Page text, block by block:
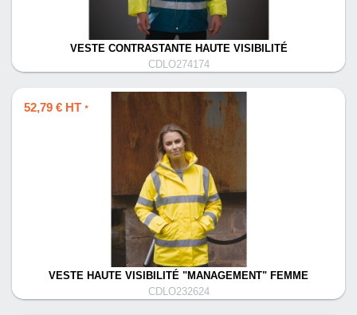
VESTE CONTRASTANTE HAUTE VISIBILITÉ
CDLO274174
52,79 € HT *
VESTE HAUTE VISIBILITÉ "MANAGEMENT" FEMME
CDLO232624